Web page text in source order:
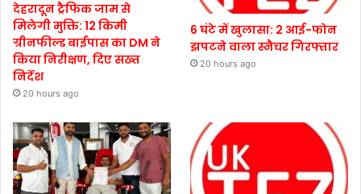
देहरादून ट्रैफिक जाम से
मिलेगी मुक्ति: 12 किमी
ग्रीनफील्ड बाईपास का DM ने
किया निरीक्षण, दिए सख्त
निर्देश
20 hours ago
6 घंटे में खुलासा: 2 आई-फोन
झपटने वाला स्नैचर गिरफ्तार
20 hours ago